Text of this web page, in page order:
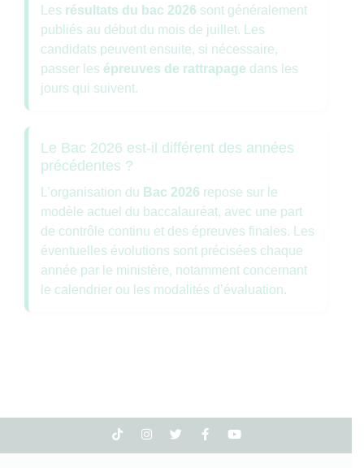
Les résultats du bac 2026 sont généralement
publiés au début du mois de juillet. Les
candidats peuvent ensuite, si nécessaire,
passer les épreuves de rattrapage dans les
jours qui suivent.
Le Bac 2026 est-il différent des années
précédentes ?
L’organisation du Bac 2026 repose sur le
modèle actuel du baccalauréat, avec une part
de contrôle continu et des épreuves finales. Les
éventuelles évolutions sont précisées chaque
année par le ministère, notamment concernant
le calendrier ou les modalités d’évaluation.